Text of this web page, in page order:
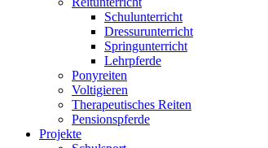
Schulunterricht
Dressurunterricht
Springunterricht
Lehrpferde
Ponyreiten
Voltigieren
Therapeutisches Reiten
Pensionspferde
Projekte